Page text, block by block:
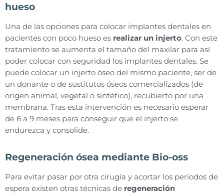
hueso
Una de las opciones para colocar implantes dentales en
pacientes con poco hueso es realizar un injerto. Con este
tratamiento se aumenta el tamaño del maxilar para así
poder colocar con seguridad los implantes dentales. Se
puede colocar un injerto óseo del mismo paciente, ser de
un donante o de sustitutos óseos comercializados (de
origen animal, vegetal o sintético), recubierto por una
membrana. Tras esta intervención es necesario esperar
de 6 a 9 meses para conseguir que el injerto se
endurezca y consolide.
Regeneración ósea mediante Bio-oss
Para evitar pasar por otra cirugía y acortar los períodos de
espera existen otras técnicas de regeneración